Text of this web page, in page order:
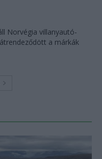
Norvégia villanyautó-
a márkák